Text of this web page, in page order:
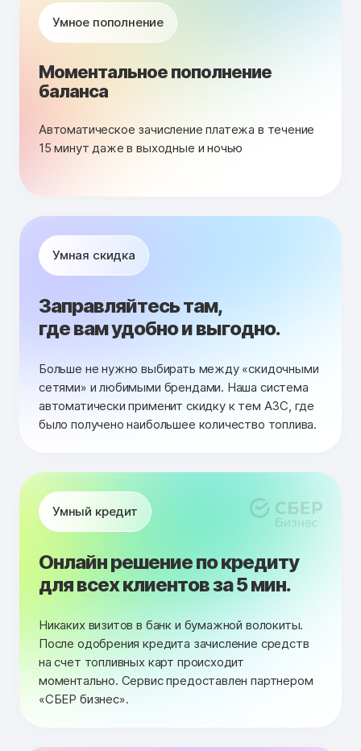
Умное пополнение
Моментальное пополнение
баланса
Автоматическое зачисление платежа в течение
15 минут даже в выходные и ночью
Умная скидка
Заправляйтесь там,
где вам удобно и выгодно.
Больше не нужно выбирать между «скидочными
сетями» и любимыми брендами. Наша система
автоматически применит скидку к тем АЗС, где
было получено наибольшее количество топлива.
Умный кредит
Онлайн решение по кредиту
для всех клиентов за 5 мин.
Никаких визитов в банк и бумажной волокиты.
После одобрения кредита зачисление средств
на счет топливных карт происходит
моментально. Сервис предоставлен партнером
«СБЕР бизнес».